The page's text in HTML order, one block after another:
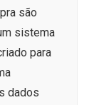
são
sistema
para
dados